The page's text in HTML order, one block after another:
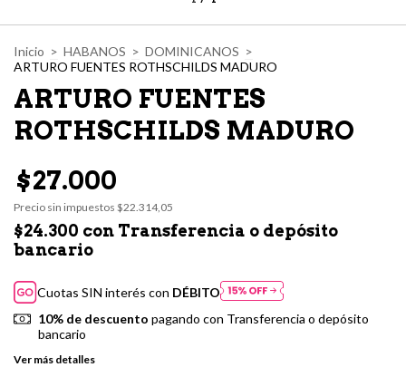
Inicio > HABANOS > DOMINICANOS >
ARTURO FUENTES ROTHSCHILDS MADURO
ARTURO FUENTES
ROTHSCHILDS MADURO
$27.000
Precio sin impuestos $22.314,05
$24.300 con Transferencia o depósito
bancario
Cuotas SIN interés con DÉBITO
10% de descuento pagando con Transferencia o depósito
bancario
Ver más detalles